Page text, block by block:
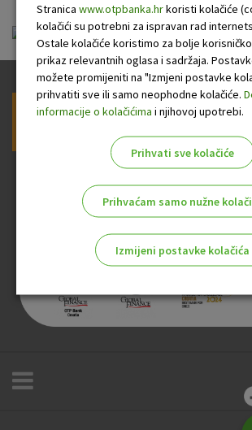
O nama Dnevno financijsko
Prijava na newsletter OTP banke
Stranica www.otpbanka.hrkoristi kolačiće
kolačići su potrebni za ispravan rad
Ostale kolačiće koristimo za bolje
prikaz relevantnih oglasa i sadržaja.
možete promijeniti na "Izmjeni postavke
prihvatiti sve ili samo neophodne kolačiće.
informacije o kolačićima i njihovoj upotrebi.
Prihvati sve kolačiće
Prihvaćam samo nužne
Izmijeni postavke kolačića